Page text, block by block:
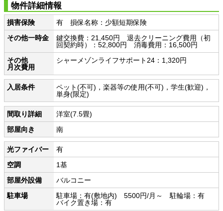
物件詳細情報
損害保険
有 損保名称：少額短期保険
その他一時金
鍵交換費：21,450円 退去クリーニング費用（初
回契約時）：52,800円 消毒費用：16,500円
その他
月次費用
シャーメゾンライフサポート24：1,320円
入居条件
ペット(不可)，楽器等の使用(不可)，学生(歓迎)，
単身(限定)
間取り詳細
洋室(7.5畳)
部屋向き
南
光ファイバー
有
空調
1基
部屋外設備
バルコニー
駐車場
駐車場：有(敷地内) 5500円/月～ 駐輪場：有
バイク置き場：有